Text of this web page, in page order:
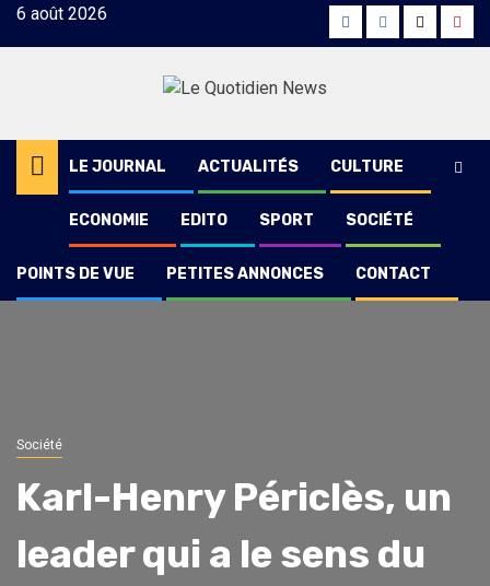
Skip6 août 2026 FacebookInstagram
Twitter
LE JOURNAL ACTUALITÉS CULTURE
ECONOMIE EDITO SPORT SOCIÉTÉ
POINTS DE VUE PETITES ANNONCES CONTACT
Société
Karl-Henry Périclès, un
leader qui a le sens du